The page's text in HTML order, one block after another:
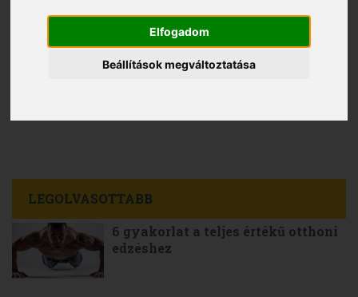
Elfogadom
Beállítások megváltoztatása
2018. szeptember 2.
Következő képzés: 2018. október 20.
LEGOLVASOTTABB
6 gyakorlat a teljes értékű otthoni
edzéshez